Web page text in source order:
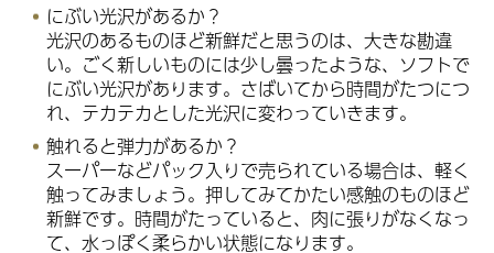
にぶい光沢があるか？
光沢のあるものほど新鮮だと思うのは、大きな勘違
い。ごく新しいものには少し曇ったような、ソフトで
にぶい光沢があります。さばいてから時間がたつにつ
れ、テカテカとした光沢に変わっていきます。
触れると弾力があるか？
スーパーなどパック入りで売られている場合は、軽く
触ってみましょう。押してみてかたい感触のものほど
新鮮です。時間がたっていると、肉に張りがなくなっ
て、水っぽく柔らかい状態になります。